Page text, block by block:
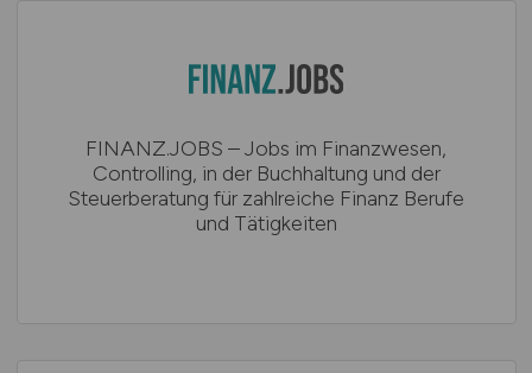
FINANZ.JOBS – Jobs im Finanzwesen,
Controlling, in der Buchhaltung und der
Steuerberatung für zahlreiche Finanz Berufe
und Tätigkeiten